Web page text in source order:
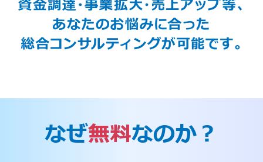
なぜ無料なのか？